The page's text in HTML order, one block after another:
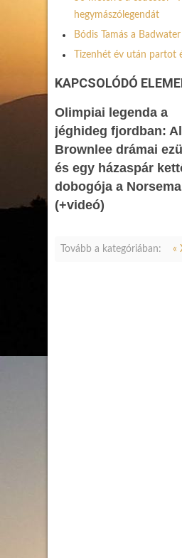
hegymászólegendát
Bódis Tamás a
Tizenhét év után partot
KAPCSOLÓDÓ
Olimpiai legenda a
jéghideg fjordban:
Brownlee drámai
és egy házaspár
dobogója a
(+videó)
Tovább a kategóriában: «